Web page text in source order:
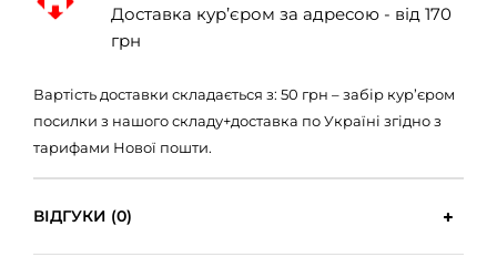
Доставка кур’єром за адресою - від 170
грн
Вартість доставки складається з: 50 грн – забір кур’єром
посилки з нашого складу+доставка по Україні згідно з
тарифами Нової пошти.
ВІДГУКИ (0)